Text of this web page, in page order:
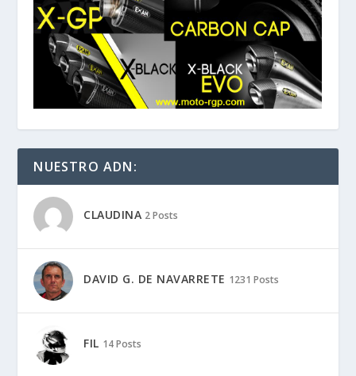
NUESTRO ADN:
CLAUDINA 2 Posts
DAVID G. DE NAVARRETE 1231 Posts
FIL 14 Posts